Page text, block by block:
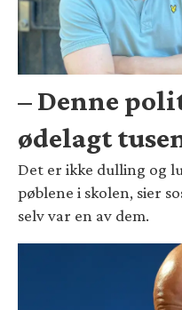
– Denne
ødelagt
Det er ikke dulling og
pøblene i skolen, sier
selv var en av dem.